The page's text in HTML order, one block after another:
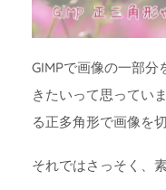
GIMPで画像の一部分
きたいって思ってい
る正多角形で画像を
それではさっそく、